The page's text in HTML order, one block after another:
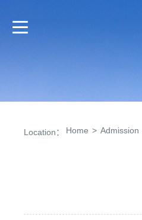
Location： Home > Admission